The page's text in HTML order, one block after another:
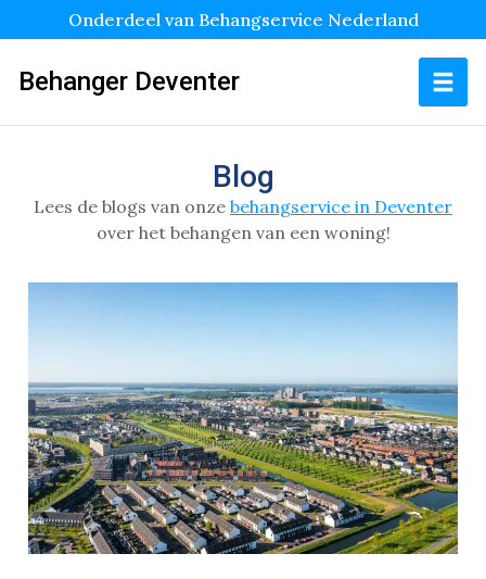
Onderdeel van Behangservice Nederland
Behanger Deventer
Blog
Lees de blogs van onze behangservice in Deventer
over het behangen van een woning!